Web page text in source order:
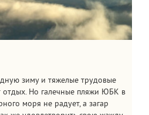
зиму и тяжелые трудовые
отдых. Но галечные пляжи ЮБК в
моря не радует, а загар